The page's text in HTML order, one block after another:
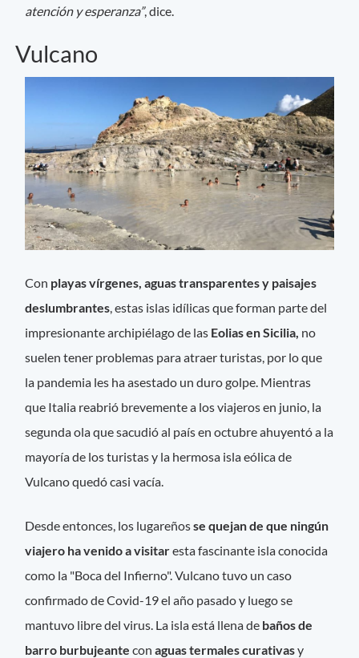
atención y esperanza”, dice.
Vulcano
Con playas vírgenes, aguas transparentes y paisajes
deslumbrantes , estas islas idílicas que forman parte del
impresionante archipiélago de las Eolias en Sicilia, no
suelen tener problemas para atraer turistas, por lo que
la pandemia les ha asestado un duro golpe. Mientras
que Italia reabrió brevemente a los viajeros en junio, la
segunda ola que sacudió al país en octubre ahuyentó a la
mayoría de los turistas y la hermosa isla eólica de
Vulcano quedó casi vacía.
Desde entonces, los lugareñosse quejan de que ningún
viajero ha venido a visitaresta fascinante isla conocida
como la "Boca del Infierno". Vulcano tuvo un caso
confirmado de Covid-19 el año pasado y luego se
mantuvo libre del virus. La isla está llena de baños de
barro burbujeante conaguas termales curativasy